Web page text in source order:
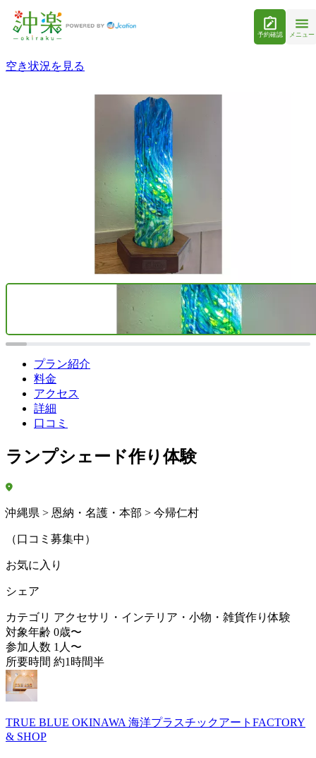
予約確認 メニュー
空き状況を見る
プラン紹介
料金
アクセス
詳細
口コミ
ランプシェード作り体験
沖縄県 > 恩納・名護・本部 > 今帰仁村
（口コミ募集中）
お気に入り
シェア
カテゴリ アクセサリ・インテリア・小物・雑貨作り体験
対象年齢 0歳〜
参加人数 1人〜
所要時間 約1時間半
TRUE BLUE OKINAWA 海洋プラスチックアートFACTORY
& SHOP